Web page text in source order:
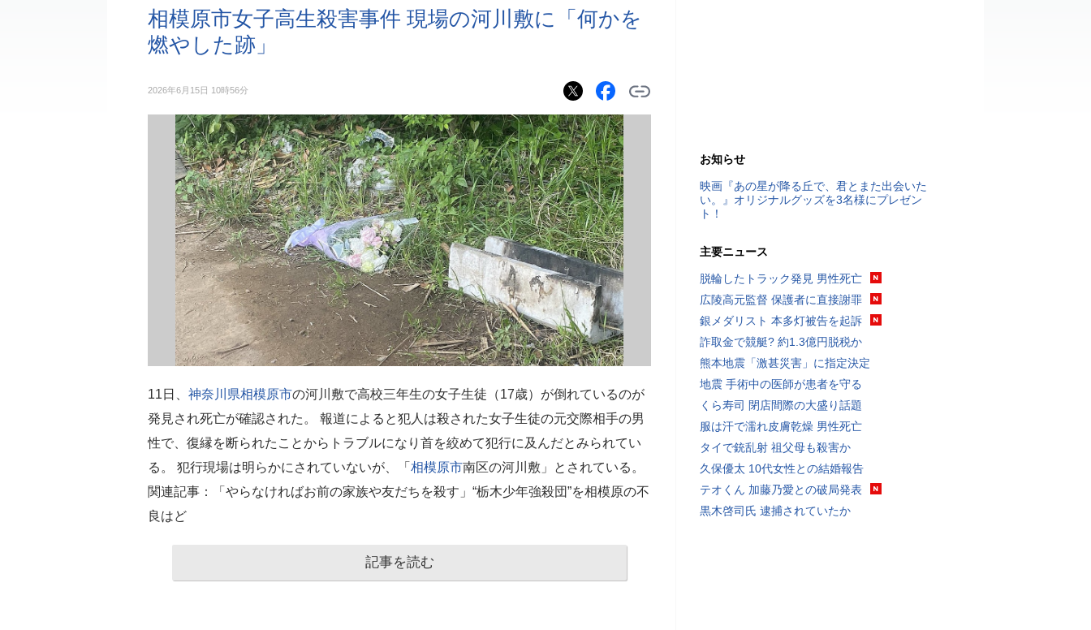
相模原市女子高生殺害事件 現場の河川敷に「何かを
燃やした跡」
2026年6月15日 10時56分
11日、 神奈川県相模原市の河川敷で高校三年生の女子生徒（17歳）が倒れているのが
発見され死亡が確認された。 報道によると犯人は殺された女子生徒の元交際相手の男
性で、復縁を断られたことからトラブルになり首を絞めて犯行に及んだとみられてい
る。 犯行現場は明らかにされていないが、「 相模原市南区の河川敷」とされている。
関連記事：「やらなければお前の家族や友だちを殺す」“栃木少年強殺団”を相模原の不
良はど
記事を読む
お知らせ
映画『あの星が降る丘で、君とまた出会いた
い。』オリジナルグッズを3名様にプレゼン
ト！
主要ニュース
脱輪したトラック発見 男性死亡
広陵高元監督 保護者に直接謝罪
銀メダリスト 本多灯被告を起訴
詐取金で競艇? 約1.3億円脱税か
熊本地震「激甚災害」に指定決定
地震 手術中の医師が患者を守る
くら寿司 閉店間際の大盛り話題
服は汗で濡れ皮膚乾燥 男性死亡
タイで銃乱射 祖父母も殺害か
久保優太 10代女性との結婚報告
テオくん 加藤乃愛との破局発表
黒木啓司氏 逮捕されていたか